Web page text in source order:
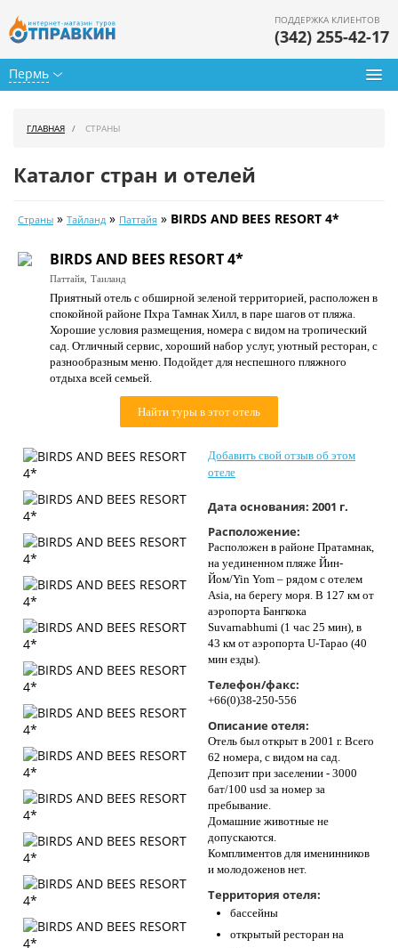
Пермь
ПОДДЕРЖКА КЛИЕНТОВ
(342) 255-42-17
Календарь туров
Цены дня
Страны
Как купить
О нас
ГЛАВНАЯ СТРАНЫ
Каталог стран и отелей
Страны » Тайланд » Паттайя » BIRDS AND BEES RESORT 4*
BIRDS AND BEES RESORT 4*
Паттайя, Таиланд
Приятный отель с обширной зеленой территорией, расположен в
спокойной районе Пхра Тамнак Хилл, в паре шагов от пляжа.
Хорошие условия размещения, номера с видом на тропический
сад. Отличный сервис, хороший набор услуг, уютный ресторан, с
разнообразным меню. Подойдет для неспешного пляжного
отдыха всей семьей.
Найти туры в этот отель
Добавить свой отзыв об этом
отеле
Дата основания: 2001 г.
Расположение:
Расположен в районе Пратамнак,
на уединенном пляже Йин-
Йом/Yin Yom – рядом с отелем
Asia, на берегу моря. В 127 км от
аэропорта Бангкока
Suvarnabhumi (1 час 25 мин), в
43 км от аэропорта U-Tapao (40
мин езды).
Телефон/факс:
+66(0)38-250-556
Описание отеля:
Отель был открыт в 2001 г. Всего
62 номера, с видом на сад.
Депозит при заселении - 3000
бат/100 usd за номер за
пребывание.
Домашние животные не
допускаются.
Комплиментов для именинников
и молодоженов нет.
Территория отеля:
бассейны
открытый ресторан на